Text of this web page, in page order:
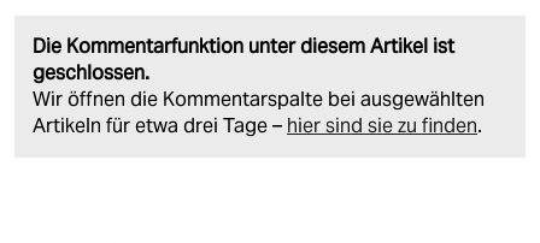
Die Kommentarfunktion unter diesem Artikel ist
geschlossen.
Wir öffnen die Kommentarspalte bei ausgewählten
Artikeln für etwa drei Tage – hier sind sie zu finden.